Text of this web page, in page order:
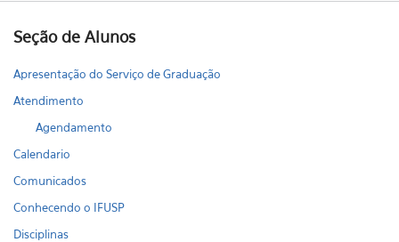
Seção de Alunos
Apresentação do Serviço de Graduação
Atendimento
Agendamento
Calendario
Comunicados
Conhecendo o IFUSP
Disciplinas